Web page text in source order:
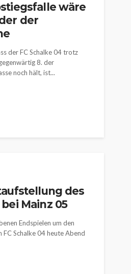
wäre
der
der FC Schalke 04 trotz
8. der
noch hält, ist...
des
Mainz 05
Endspielen um den
Schalke 04 heute Abend